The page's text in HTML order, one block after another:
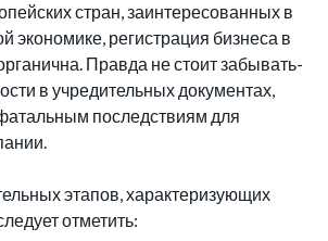
стран, заинтересованных в
экономике, регистрация бизнеса в
Правда не стоит забывать-
в учредительных документах,
последствиям для
этапов, характеризующих
отметить: